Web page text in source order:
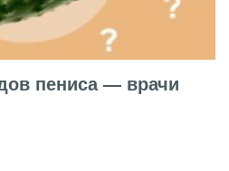
пениса — врачи